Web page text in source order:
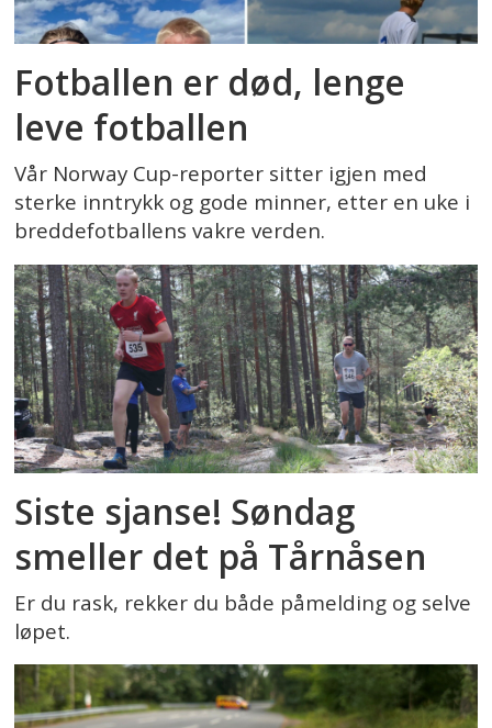
Fotballen er død, lenge
leve fotballen
Vår Norway Cup-reporter sitter igjen med
sterke inntrykk og gode minner, etter en uke i
breddefotballens vakre verden.
Siste sjanse! Søndag
smeller det på Tårnåsen
Er du rask, rekker du både påmelding og selve
løpet.